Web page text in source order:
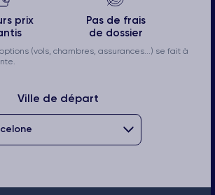
prix
Pas de frais
de dossier
(vols, chambres, assurances...) se fait à
Ville de départ